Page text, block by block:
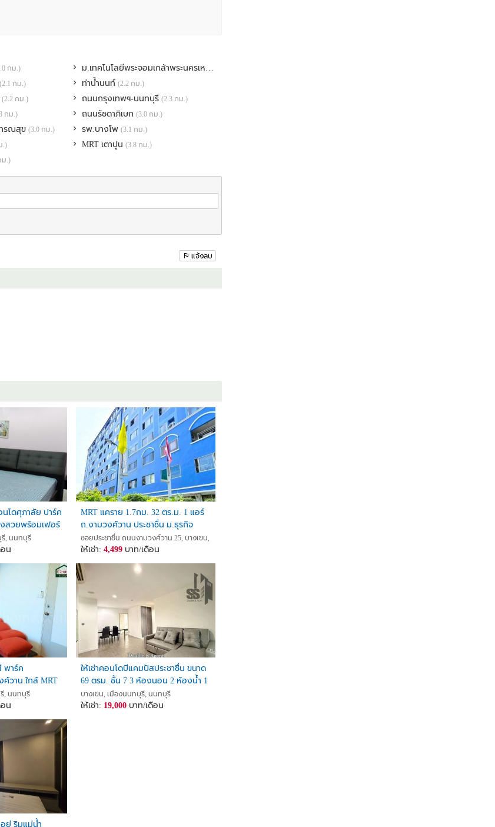
ดนนทบุรี
กม.) ม.เทคโนโลยีพระจอมเกล้าพระนครเหนือ
(2.1 กม.) ท่าน้ำนนท์(2.2 กม.)
(2.2 กม.) ถนนกรุงเทพฯ-นนทบุรี(2.3 กม.)
กม.) ถนนรัชดาภิเษก(3.0 กม.)
ารณสุข(3.0 กม.) รพ.บางโพ(3.1 กม.)
.) MRT เตาปูน(3.8 กม.)
ม.)
แจ้งลบ
ทบุรี
นโดศุภาลัย ปาร์ค
สวยพร้อมเฟอร์
ฟฟ้า
, นนทบุรี
อน
MRT แคราย 1.7กม. 32 ตร.ม. 1 แอร์
ถ.งามวงศ์วาน ประชาชื่น ม.ธุรกิจ
บัณฑิตย์ 1.9 กม. ให้เช่าคอนโด พี.ที.
ซอยประชาชื่น ถนนงามวงศ์วาน 25, บางเขน, เมืองนนทบุรี, นนทบุรี
ให้เช่า:4,499 บาท/เดือน
พาร์ค
ศ์วาน ใกล้ MRT
, นนทบุรี
อน
ให้เช่าคอนโดบีแคมปัสประชาชื่น ขนาด
69 ตรม. ชั้น 7 3 ห้องนอน 2 ห้องน้ำ 1
ห้องครัว 1 ที่จอดรถ
บางเขน, เมืองนนทบุรี, นนทบุรี
ให้เช่า: 19,000 บาท/เดือน
ยู่ ริมแม่น้ำ